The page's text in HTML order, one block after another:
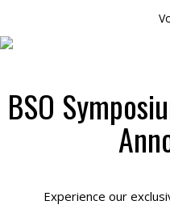
BSO
Experience our